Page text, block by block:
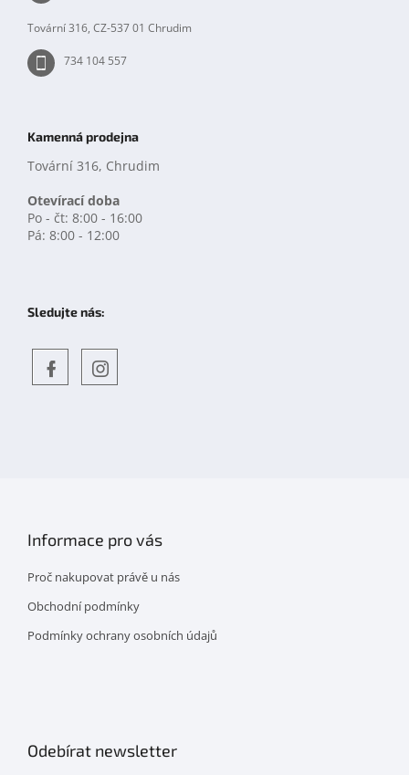
Tovární 316, CZ-537 01 Chrudim
734 104 557
Kamenná prodejna
Tovární 316, Chrudim
Otevírací doba
Po - čt: 8:00 - 16:00
Pá: 8:00 - 12:00
Sledujte nás:
Informace pro vás
Proč nakupovat právě u nás
Obchodní podmínky
Podmínky ochrany osobních údajů
Odebírat newsletter